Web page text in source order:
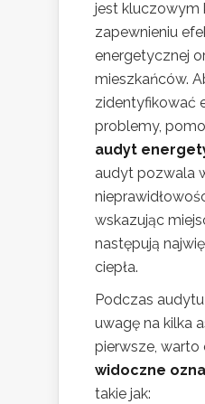
jest kluczowym
zapewnieniu
energetycznej
mieszkańców.
zidentyfikować
problemy,
audyt
audyt pozwala
wskazując
następują
ciepła.
Podczas
uwagę na kilka
pierwsze,
widoczne
takie jak: